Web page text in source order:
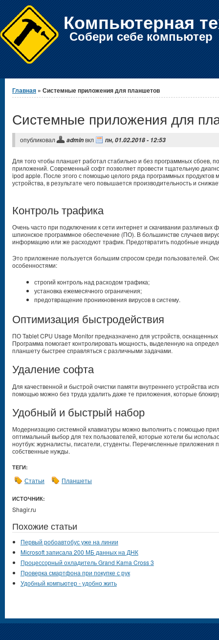
Компьютерная
Собери себе компьютер
Вы здесь
Главная » Системные приложения для планшетов
Системные приложения для
опубликовал adminвкл пн, 01.02.2018 - 12:53
Для того чтобы планшет работал стабильно и без программных сбоев,
приложений. Современный софт позволяет провести тщательную
ipod apple. После этого с помощью целого ряда программных продуктов
устройства, в результате чего повышается производительность и
Контроль трафика
Очень часто при подключении к сети интернет и скачивании
шпионское программное обеспечение (ПО). В большинстве случаев
информацию или же расходуют трафик. Предотвратить подобные
Это приложение пользуется большим спросом среди пользователей.
особенностями:
строгий контроль над расходом трафика;
установка ежемесячного ограничения;
предотвращение проникновения вирусов в систему.
Оптимизация быстродействия
ПО Tablet CPU Usage Monitor предназначено для устройств,
Программа помогает контролировать мощность, выделенную на
планшету быстрее справляться с различными задачами.
Удаление софта
Для качественной и быстрой очистки памяти внутреннего устройства
помощью можно без труда удалить даже те приложения, которые
Удобный и быстрый набор
Модернизацию системной клавиатуры можно выполнить с помощью
оптимальный выбор для тех пользователей, которые хотели бы
ноутбук: журналисты, писатели, студенты. Перечисленные приложения
собственные нужды.
ТЕГИ:
Статьи Планшеты
ИСТОЧНИК:
Shagir.ru
Похожие статьи
Первый робоавтобус уже на линии
Microsoft записала 200 МБ данных на ДНК
Процессорный охладитель Grand Kama Cross 3
Проверка смартфона при покупке с рук
Удобный компьютер - удобно жить